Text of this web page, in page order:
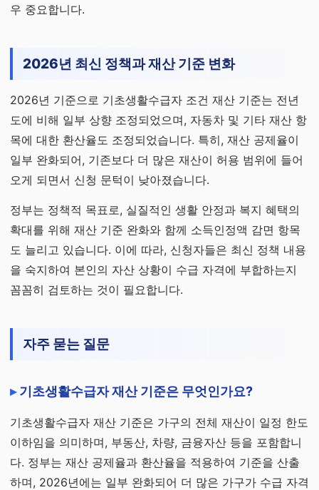
우 중요합니다.
2026년 최신 정책과 재산 기준 변화
2026년 기준으로 기초생활수급자 조건 재산 기준는 전년
도에 비해 일부 상향 조정되었으며, 자동차 및 기타 재산 항
목에 대한 환산율도 조정되었습니다. 특히, 재산 공제율이
일부 완화되어, 기존보다 더 많은 재산이 허용 범위에 들어
오게 되면서 신청 문턱이 낮아졌습니다.
정부는 정책적 목표로, 실질적인 생활 안정과 복지 혜택의
확대를 위해 재산 기준 완화와 함께 소득인정액 감면 항목
도 늘리고 있습니다. 이에 따라, 신청자들은 최신 정책 내용
을 숙지하여 본인의 자산 상황이 수급 자격에 부합하는지
꼼꼼히 검토하는 것이 필요합니다.
자주 묻는 질문
기초생활수급자 재산 기준은 무엇인가요?
기초생활수급자 재산 기준은 가구의 전체 재산이 일정 한도
이하임을 의미하며, 부동산, 차량, 금융자산 등을 포함합니
다. 정부는 재산 공제율과 환산율을 적용하여 기준을 산출
하며, 2026년에는 일부 완화되어 더 많은 가구가 수급 자격